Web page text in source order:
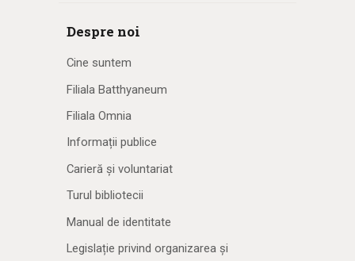
Despre noi
Cine suntem
Filiala Batthyaneum
Filiala Omnia
Informații publice
Carieră și voluntariat
Turul bibliotecii
Manual de identitate
Legislație privind organizarea și